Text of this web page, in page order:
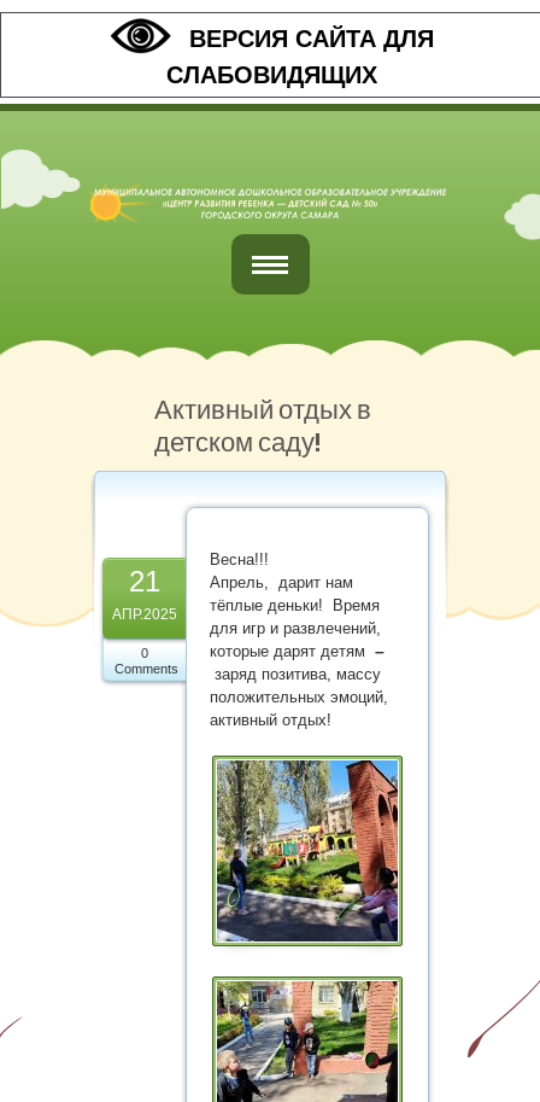
ВЕРСИЯ САЙТА ДЛЯ
СЛАБОВИДЯЩИХ
Главная
Обратная связь
Наши контакты
Карта сайта
Активный отдых в
детском саду!
21
АПР.2025
0
Comments
Весна!!!
Апрель, дарит нам
тёплые деньки! Время
для игр и развлечений,
которые дарят детям –
заряд позитива, массу
положительных эмоций,
активный отдых!